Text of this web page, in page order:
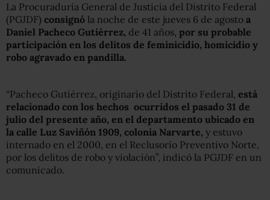
La Procuraduría General de Justicia del Distrito Federal
(PGJDF) consignó la noche de este jueves 6 de agosto a
Daniel Pacheco Gutiérrez, de 41 años, por su probable
participación en los delitos de feminicidio, homicidio y
robo agravado en pandilla.
“Pacheco Gutiérrez, originario del Distrito Federal, está
relacionado con los hechos ocurridos el pasado 31 de
julio del presente año, en el departamento ubicado en
la calle Luz Saviñón 1909, colonia Narvarte, y estuvo
internado en el 2000, en el Reclusorio Preventivo Norte,
por los delitos de robo y violación”, indicó la PGJDF en un
comunicado.